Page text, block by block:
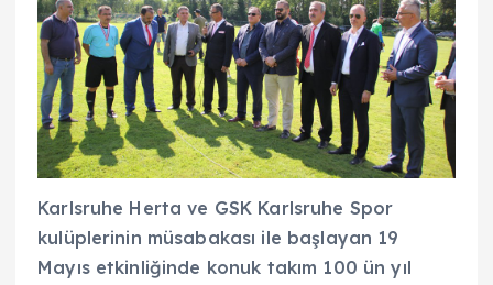
Karlsruhe Herta ve GSK Karlsruhe Spor
kulüplerinin müsabakası ile başlayan 19
Mayıs etkinliğinde konuk takım 100 ün yıl